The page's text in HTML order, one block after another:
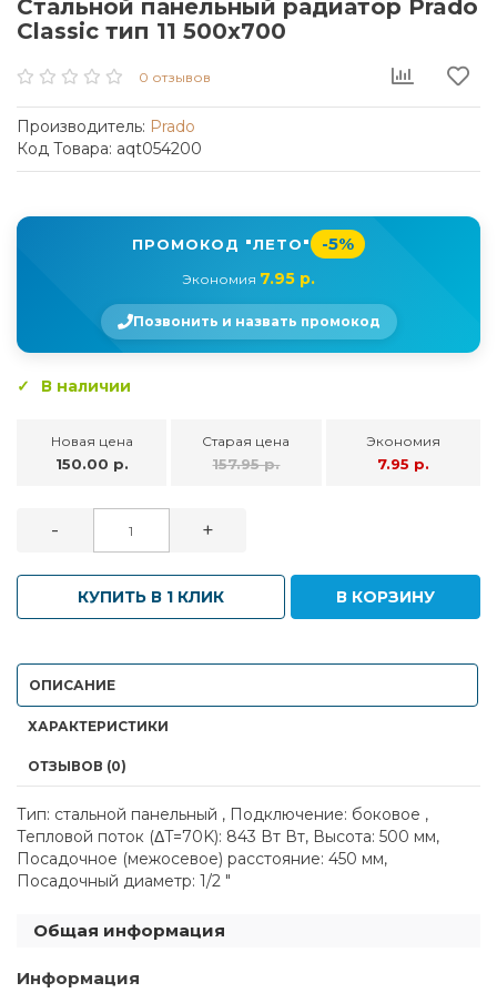
Стальной панельный радиатор Prado
Classic тип 11 500x700
0 отзывов
Производитель: Prado
Код Товара: aqt054200
ПРОМОКОД "ЛЕТО" -5%
Экономия 7.95 р.
Позвонить и назвать промокод
В наличии
Новая цена
150.00 р.
Старая цена
157.95 р.
Экономия
7.95 р.
- +
КУПИТЬ В 1 КЛИК В КОРЗИНУ
ОПИСАНИЕ
ХАРАКТЕРИСТИКИ
ОТЗЫВОВ (0)
Тип: стальной панельный , Подключение: боковое ,
Тепловой поток (ΔT=70K): 843 Вт Вт, Высота: 500 мм,
Посадочное (межосевое) расстояние: 450 мм,
Посадочный диаметр: 1/2 "
Общая информация
Информация